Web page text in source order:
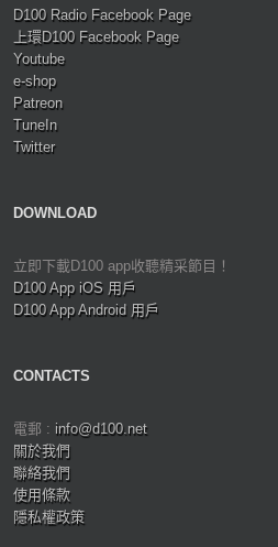
D100 Radio Facebook Page
上環D100 Facebook Page
Youtube
e-shop
Patreon
TuneIn
Twitter
DOWNLOAD
立即下載D100 app收聽精采節目！
D100 App iOS 用戶
D100 App Android 用戶
CONTACTS
電郵 : info@d100.net
關於我們
聯絡我們
使用條款
隱私權政策